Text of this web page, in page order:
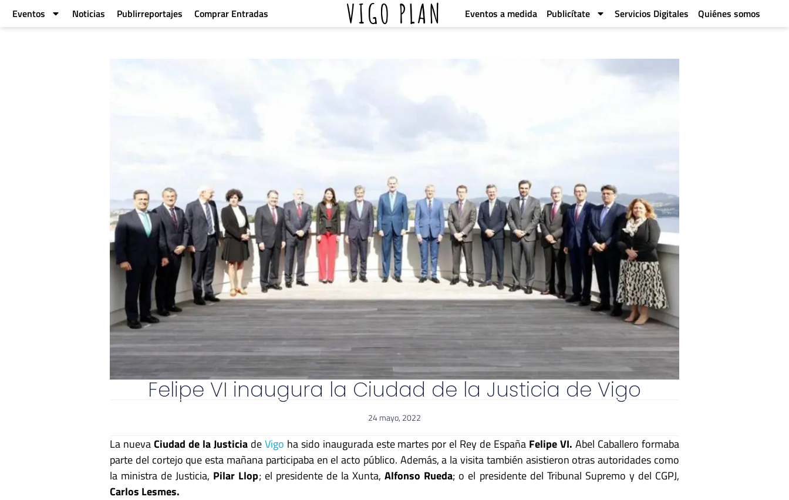
Eventos Noticias Publirreportajes Comprar Entradas VIGO PLAN Eventos a medida Publicítate Servicios Digitales Quiénes somos
Felipe VI inaugura la Ciudad de la Justicia de Vigo
24 mayo, 2022
La nuevaCiudad de la JusticiadeVigo ha sido inaugurada este martes por el Rey de España Felipe VI. Abel Caballero formaba
parte del cortejo que esta mañana participaba en el acto público. Además, a la visita también asistieron otras autoridades como
la ministra de Justicia, Pilar Llop; el presidente de la Xunta,Alfonso Rueda; o el presidente del Tribunal Supremo y del CGPJ,
Carlos Lesmes.